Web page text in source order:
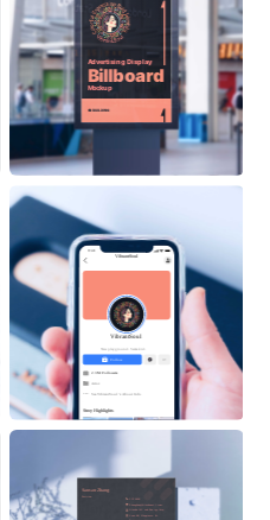
Advertising Display
Billboard
Mockup
ON BUILDING
Stroy Highlights
9:41
VibrantSoul
VibrantSoul
New playground. Same kid.
2.3M Followers
Actor
See VibrantSoul ’s About Info
Follow
Sansan Zhang
Position
555 6999
ZhangSan@Alaskanoil.com
Alaska Oil and Energy Corp.
Lane 88, Happiness &